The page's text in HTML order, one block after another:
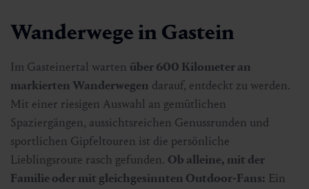
Wanderwege in Gastein
Im Gasteinertal warten über 600 Kilometer an
markierten Wanderwegen darauf, entdeckt zu werden.
Mit einer riesigen Auswahl an gemütlichen
Spaziergängen, aussichtsreichen Genussrunden und
sportlichen Gipfeltouren ist die persönliche
Lieblingsroute rasch gefunden. Ob alleine, mit der
Familie oder mit gleichgesinnten Outdoor-Fans: Ein